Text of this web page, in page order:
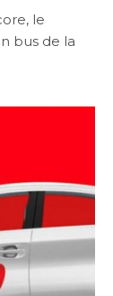
le
bus de la